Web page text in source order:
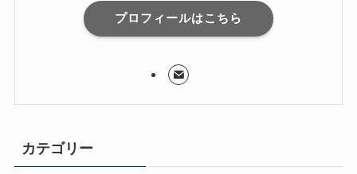
プロフィールはこちら
カテゴリー